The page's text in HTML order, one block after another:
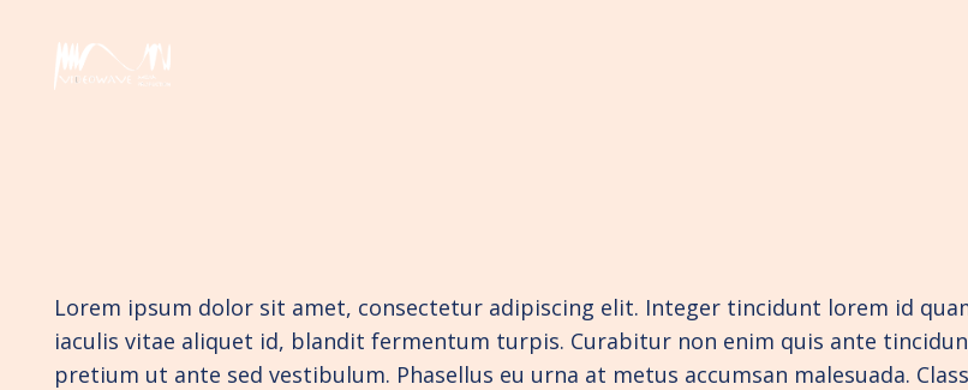
Lorem ipsum dolor sit amet, consectetur adipiscing elit. Integer tincidunt lorem id
iaculis vitae aliquet id, blandit fermentum turpis. Curabitur non enim quis ante
pretium ut ante sed vestibulum. Phasellus eu urna at metus accumsan malesuada.